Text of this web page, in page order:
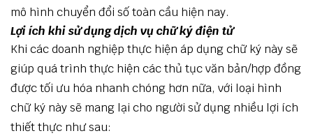
mô hình chuyển đổi số toàn cầu hiện nay.
Lợi ích khi sử dụng dịch vụ chữ ký điện tử
Khi các doanh nghiệp thực hiện áp dụng chữ ký này sẽ
giúp quá trình thực hiện các thủ tục văn bản/hợp đồng
được tối ưu hóa nhanh chóng hơn nữa, với loại hình
chữ ký này sẽ mang lại cho người sử dụng nhiều lợi ích
thiết thực như sau: